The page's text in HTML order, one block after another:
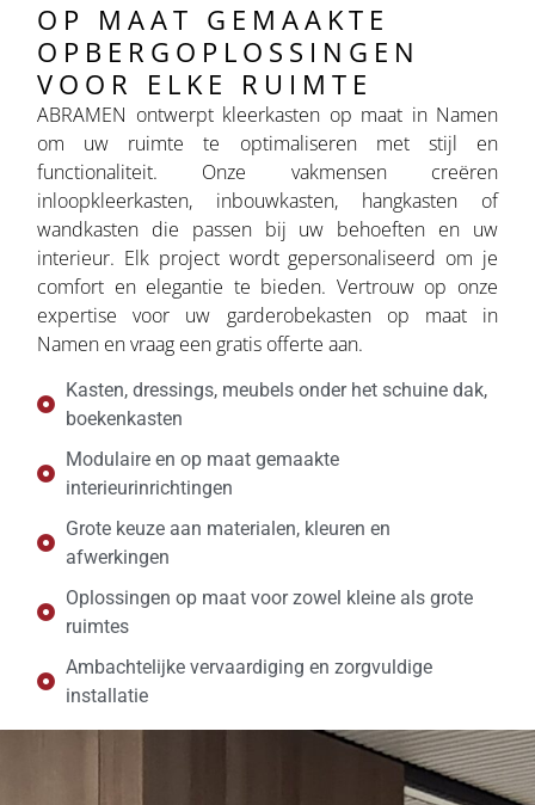
OP MAAT GEMAAKTE
OPBERGOPLOSSINGEN
VOOR ELKE RUIMTE
ABRAMEN ontwerpt kleerkasten op maat in Namen
om uw ruimte te optimaliseren met stijl en
functionaliteit. Onze vakmensen creëren
inloopkleerkasten, inbouwkasten, hangkasten of
wandkasten die passen bij uw behoeften en uw
interieur. Elk project wordt gepersonaliseerd om je
comfort en elegantie te bieden. Vertrouw op onze
expertise voor uw garderobekasten op maat in
Namen en vraag een gratis offerte aan.
Kasten, dressings, meubels onder het schuine dak,
boekenkasten
Modulaire en op maat gemaakte
interieurinrichtingen
Grote keuze aan materialen, kleuren en
afwerkingen
Oplossingen op maat voor zowel kleine als grote
ruimtes
Ambachtelijke vervaardiging en zorgvuldige
installatie